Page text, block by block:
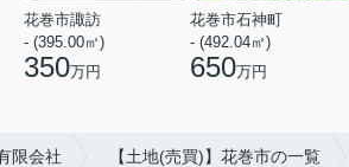
花巻市諏訪
- (395.00㎡)
350万円
花巻市石神町
- (492.04㎡)
650万円
限会社 【土地(売買)】花巻市の一覧